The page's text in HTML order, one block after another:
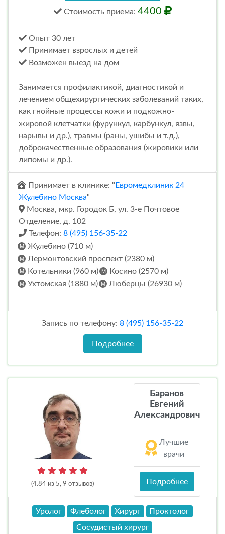
Стоимость приема: 4400
Опыт 30 лет
Принимает взрослых и детей
Возможен выезд на дом
Занимается профилактикой, диагностикой и
лечением общехирургических заболеваний таких,
как гнойные процессы кожи и подкожно-
жировой клетчатки (фурункул, карбункул, язвы,
нарывы и др.), травмы (раны, ушибы и т.д.),
доброкачественные образования (жировики или
липомы и др.).
Принимает в клинике: " Евромедклиник 24
Жулебино Москва"
Москва, мкр. Городок Б, ул. 3-е Почтовое
Отделение, д. 102
Телефон: 8 (495) 156-35-22
Жулебино (710 м)
Лермонтовский проспект (2380 м)
Котельники (960 м)
Косино (2570 м)
Ухтомская (1880 м)
Люберцы (26930 м)
Запись по телефону: 8 (495) 156-35-22
Подробнее
(4.84 из 5, 9 отзывов)
Баранов
Евгений
Александрович
Лучшие
врачи
Подробнее
Уролог Флеболог Хирург
Проктолог
Сосудистый хирург